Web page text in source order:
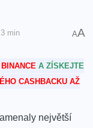
min AA
BINANCE A ZÍSKEJTE
CASHBACKU AŽ
největší